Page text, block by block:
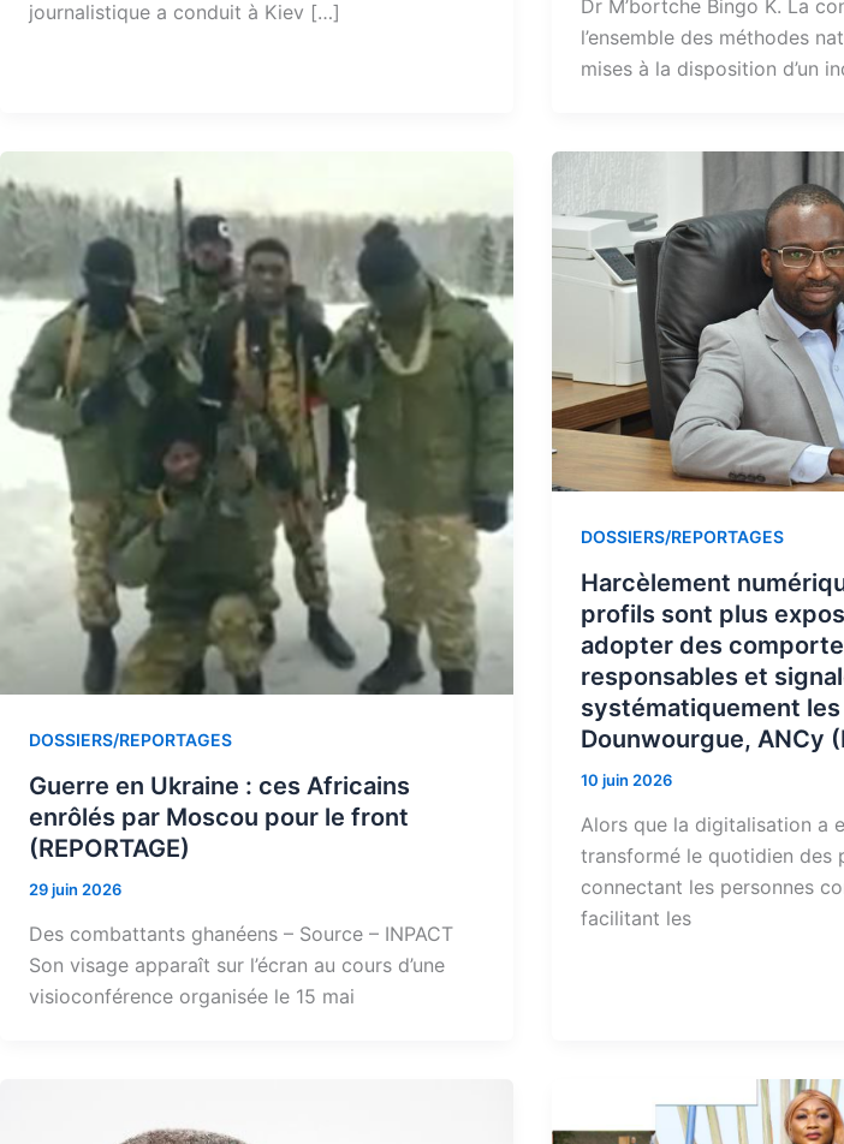
journalistique a conduit à Kiev […]
Dr M’bortche Bingo K. La
l’ensemble des méthodes
mises à la disposition d’un
DOSSIERS/REPORTAGES
Guerre en Ukraine : ces Africains
enrôlés par Moscou pour le front
(REPORTAGE)
29 juin 2026
Des combattants ghanéens – Source – INPACT
Son visage apparaît sur l’écran au cours d’une
visioconférence organisée le 15 mai
DOSSIERS/REPORTAGES
Harcèlement
profils sont plus
adopter des
responsables et
systématiquement les
Dounwourgue, ANCy
10 juin 2026
Alors que la digitalisation a
transformé le quotidien des
connectant les personnes
facilitant les